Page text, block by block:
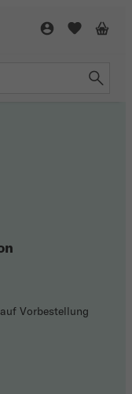
Vorbestellung